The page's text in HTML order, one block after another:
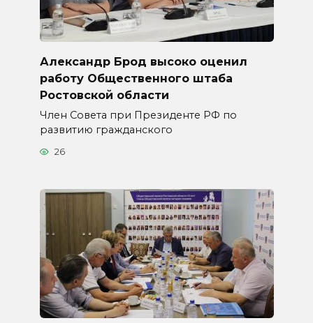
Александр Брод высоко оценил
работу Общественного штаба
Ростовской области
Член Совета при Президенте РФ по
развитию гражданского
26